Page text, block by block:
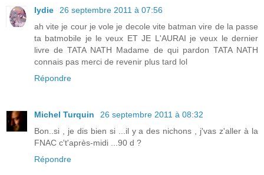
lydie
26 septembre 2011 à 07:56
ah vite je cour je vole je decole vite batman vire de la passe
ta batmobile je le veux ET JE L'AURAI je veux le dernier
livre de TATA NATH Madame de qui pardon TATA NATH
connais pas merci de revenir plus tard lol
Répondre
Michel Turquin
26 septembre 2011 à 08:32
Bon..si , je dis bien si ...il y a des nichons , j'vas z'aller à la
FNAC c't'après-midi ...90 d ?
Répondre